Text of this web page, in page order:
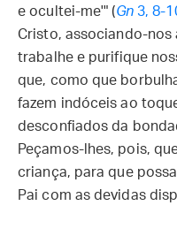
e ocultei-me'" (Gn3, 8-
Cristo, associando-nos
trabalhe e purifique
que, como que
fazem indóceis ao
desconfiados da
Peçamos-lhes, pois,
criança, para que
Pai com as devidas